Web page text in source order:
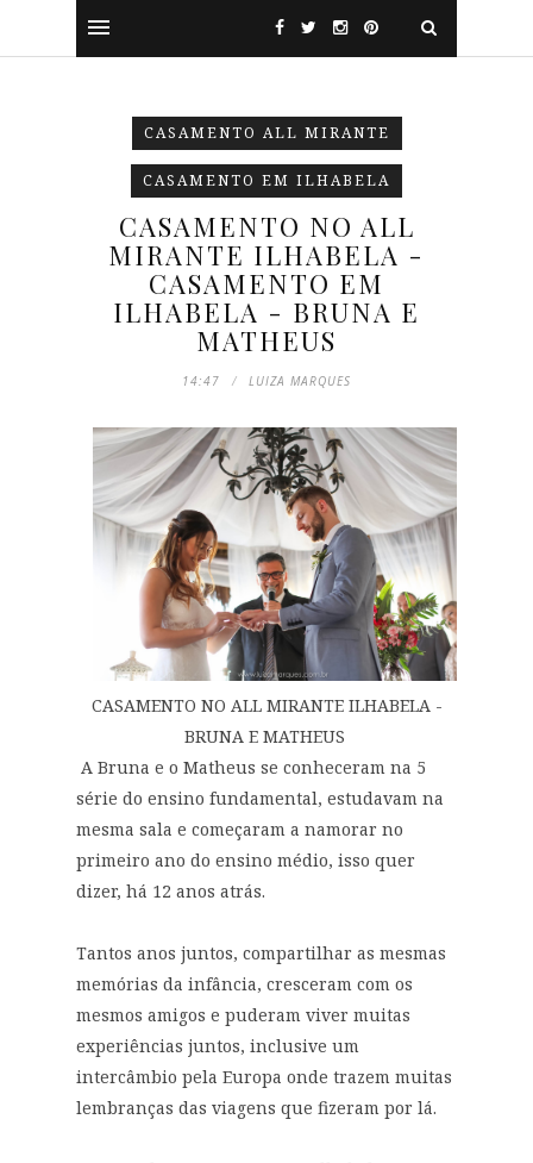
CASAMENTO ALL MIRANTE
CASAMENTO EM ILHABELA
CASAMENTO NO ALL
MIRANTE ILHABELA -
CASAMENTO EM
ILHABELA - BRUNA E
MATHEUS
14:47 LUIZA MARQUES
CASAMENTO NO ALL MIRANTE ILHABELA -
BRUNA E MATHEUS
A Bruna e o Matheus se conheceram na 5
série do ensino fundamental, estudavam na
mesma sala e começaram a namorar no
primeiro ano do ensino médio, isso quer
dizer, há 12 anos atrás.
Tantos anos juntos, compartilhar as mesmas
memórias da infância, cresceram com os
mesmos amigos e puderam viver muitas
experiências juntos, inclusive um
intercâmbio pela Europa onde trazem muitas
lembranças das viagens que fizeram por lá.